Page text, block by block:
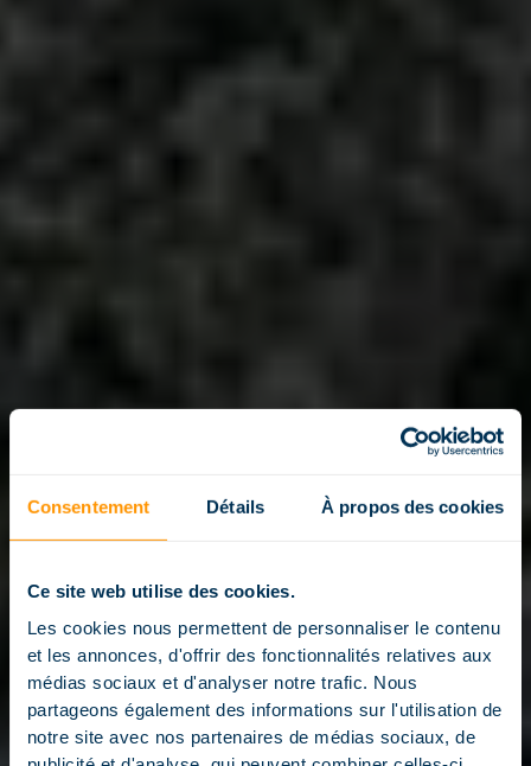
Consentement Détails À propos des cookies
Ce site web utilise des cookies.
Les cookies nous permettent de personnaliser le contenu
et les annonces, d'offrir des fonctionnalités relatives aux
médias sociaux et d'analyser notre trafic. Nous
partageons également des informations sur l'utilisation de
notre site avec nos partenaires de médias sociaux, de
RÉALISATIONS
DE PISCINES ENTERRÉES